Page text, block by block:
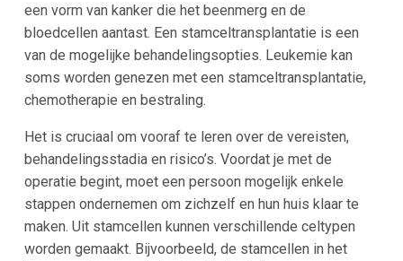
een vorm van kanker die het beenmerg en de
bloedcellen aantast. Een stamceltransplantatie is een
van de mogelijke behandelingsopties. Leukemie kan
soms worden genezen met een stamceltransplantatie,
chemotherapie en bestraling.
Het is cruciaal om vooraf te leren over de vereisten,
behandelingsstadia en risico’s. Voordat je met de
operatie begint, moet een persoon mogelijk enkele
stappen ondernemen om zichzelf en hun huis klaar te
maken. Uit stamcellen kunnen verschillende celtypen
worden gemaakt. Bijvoorbeeld, de stamcellen in het